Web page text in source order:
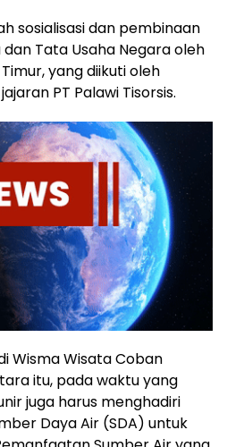
sosialisasi dan pembinaan
Tata Usaha Negara oleh
yang diikuti oleh
PT Palawi Tisorsis.
Wisma Wisata Coban
itu, pada waktu yang
juga harus menghadiri
Daya Air (SDA) untuk